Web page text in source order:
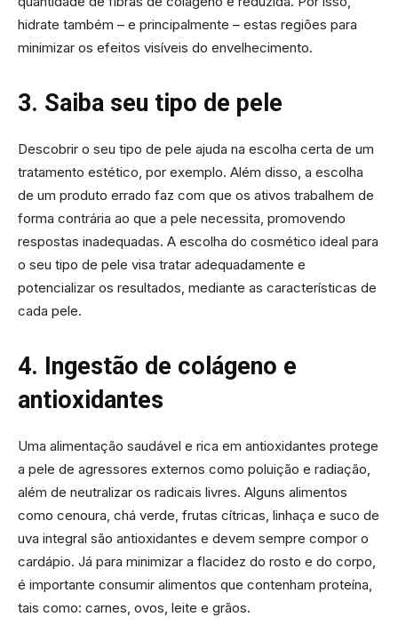
hidrate também – e principalmente – estas regiões para
minimizar os efeitos visíveis do envelhecimento.
3. Saiba seu tipo de pele
Descobrir o seu tipo de pele ajuda na escolha certa de um
tratamento estético, por exemplo. Além disso, a escolha
de um produto errado faz com que os ativos trabalhem de
forma contrária ao que a pele necessita, promovendo
respostas inadequadas. A escolha do cosmético ideal para
o seu tipo de pele visa tratar adequadamente e
potencializar os resultados, mediante as características de
cada pele.
4. Ingestão de colágeno e
antioxidantes
Uma alimentação saudável e rica em antioxidantes protege
a pele de agressores externos como poluição e radiação,
além de neutralizar os radicais livres. Alguns alimentos
como cenoura, chá verde, frutas cítricas, linhaça e suco de
uva integral são antioxidantes e devem sempre compor o
cardápio. Já para minimizar a flacidez do rosto e do corpo,
é importante consumir alimentos que contenham proteína,
tais como: carnes, ovos, leite e grãos.